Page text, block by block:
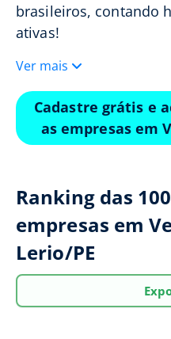
brasileiros, contando
ativas!
Ver mais
Cadastre grátis e
as empresas em
Ranking das
empresas em
Lerio/PE